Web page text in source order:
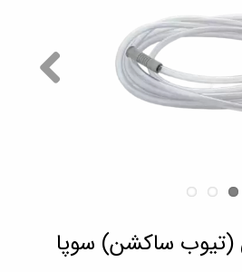
(تیوب ساکشن) سوپا